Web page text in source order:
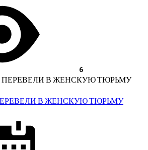
6
В ЖЕНСКУЮ ТЮРЬМУ